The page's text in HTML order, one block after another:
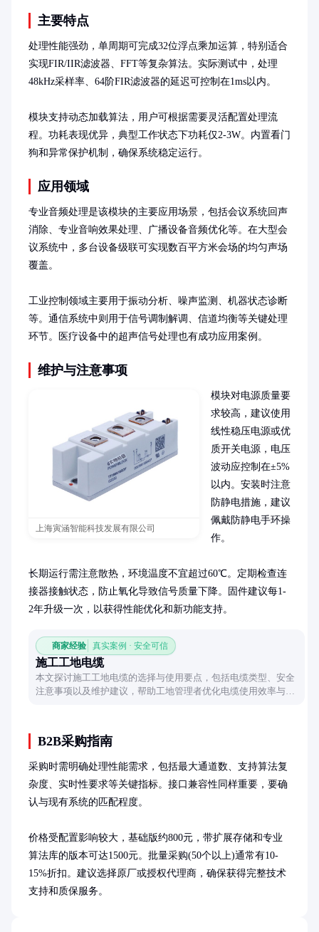
主要特点
处理性能强劲，单周期可完成32位浮点乘加运算，特别适合
实现FIR/IIR滤波器、FFT等复杂算法。实际测试中，处理
48kHz采样率、64阶FIR滤波器的延迟可控制在1ms以内。
模块支持动态加载算法，用户可根据需要灵活配置处理流
程。功耗表现优异，典型工作状态下功耗仅2-3W。内置看门
狗和异常保护机制，确保系统稳定运行。
应用领域
专业音频处理是该模块的主要应用场景，包括会议系统回声
消除、专业音响效果处理、广播设备音频优化等。在大型会
议系统中，多台设备级联可实现数百平方米会场的均匀声场
覆盖。
工业控制领域主要用于振动分析、噪声监测、机器状态诊断
等。通信系统中则用于信号调制解调、信道均衡等关键处理
环节。医疗设备中的超声信号处理也有成功应用案例。
维护与注意事项
上海寅涵智能科技发展有限公司
模块对电源质量要
求较高，建议使用
线性稳压电源或优
质开关电源，电压
波动应控制在±5%
以内。安装时注意
防静电措施，建议
佩戴防静电手环操
作。
长期运行需注意散热，环境温度不宜超过60℃。定期检查连
接器接触状态，防止氧化导致信号质量下降。固件建议每1-
2年升级一次，以获得性能优化和新功能支持。
商家经验 真实案例 · 安全可信
施工工地电缆
本文探讨施工工地电缆的选择与使用要点，包括电缆类型、安全
注意事项以及维护建议，帮助工地管理者优化电缆使用效率与安
B2B采购指南
采购时需明确处理性能需求，包括最大通道数、支持算法复
杂度、实时性要求等关键指标。接口兼容性同样重要，要确
认与现有系统的匹配程度。
价格受配置影响较大，基础版约800元，带扩展存储和专业
算法库的版本可达1500元。批量采购(50个以上)通常有10-
15%折扣。建议选择原厂或授权代理商，确保获得完整技术
支持和质保服务。